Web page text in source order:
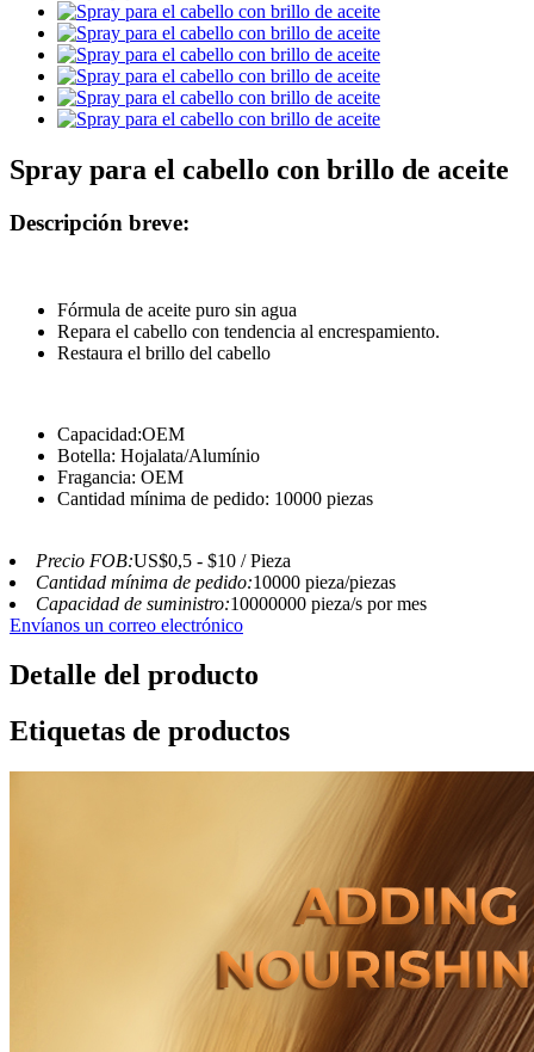
Spray para el cabello con brillo de aceite
Descripción breve:
Fórmula de aceite puro sin agua
Repara el cabello con tendencia al encrespamiento.
Restaura el brillo del cabello
Capacidad:OEM
Botella: Hojalata/Alumínio
Fragancia: OEM
Cantidad mínima de pedido: 10000 piezas
Precio FOB:US$0,5 - $10 / Pieza
Cantidad mínima de pedido:10000 pieza/piezas
Capacidad de suministro:10000000 pieza/s por mes
Envíanos un correo electrónico
Detalle del producto
Etiquetas de productos